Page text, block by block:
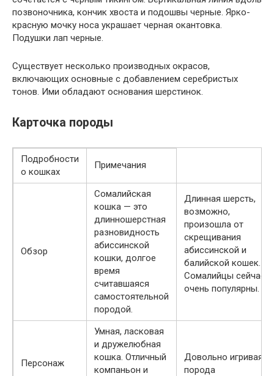
позвоночника, кончик хвоста и подошвы черные. Ярко-
красную мочку носа украшает черная окантовка.
Подушки лап черные.
Существует несколько производных окрасов,
включающих основные с добавлением серебристых
тонов. Ими обладают основания шерстинок.
Карточка породы
Подробности
о кошках
Примечания
Обзор
Сомалийская
кошка — это
длинношерстная
разновидность
абиссинской
кошки, долгое
время
считавшаяся
самостоятельной
породой.
Длинная шерсть,
возможно,
произошла от
скрещивания
абиссинской и
балийской кошек.
Сомалийцы сейчас
очень популярны.
Персонаж
Умная, ласковая
и дружелюбная
кошка. Отличный
компаньон и
Довольно игривая
порода